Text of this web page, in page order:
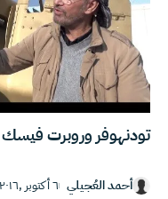
تودنهوفر وروبرت فيسك
أحمد العُجيلي ٦ أكتوبر ,٢٠١٦